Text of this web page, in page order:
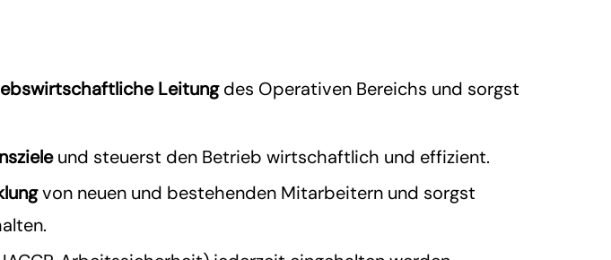
Leitungdes Operativen Bereichs und sorgst
und steuerst den Betrieb wirtschaftlich und effizient.
von neuen und bestehenden Mitarbeitern und sorgst